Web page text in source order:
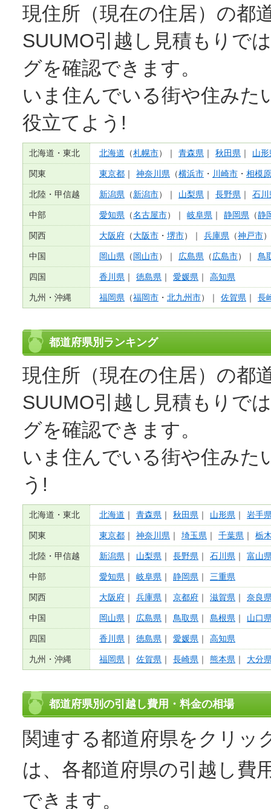
現住所（現在の住居）の都
SUUMO引越し見積もり で
グを確認できます。
いま住んでいる街や住みた
役立てよう!
北海道・東北 北海道 （札幌市）｜ 青森県 ｜ 秋田県 ｜ 山形
関東 東京都 ｜ 神奈川県 （横浜市 ・ 川崎市 ・ 相模
北陸・甲信越 新潟県 （新潟市）｜ 山梨県 ｜ 長野県 ｜ 石川
中部 愛知県 （名古屋市）｜ 岐阜県 ｜ 静岡県 （静
関西 大阪府 （大阪市 ・ 堺市）｜ 兵庫県 （神戸市
中国 岡山県 （岡山市）｜ 広島県 （広島市）｜ 鳥
四国 香川県 ｜ 徳島県 ｜ 愛媛県 ｜ 高知県
九州・沖縄 福岡県 （福岡市 ・ 北九州市）｜ 佐賀県 ｜ 長
都道府県別ランキング
現住所（現在の住居）の都
SUUMO引越し見積もり で
グを確認できます。
いま住んでいる街や住みた
う!
北海道・東北 北海道 ｜ 青森県 ｜ 秋田県 ｜ 山形県 ｜ 岩手
関東 東京都 ｜ 神奈川県 ｜ 埼玉県 ｜ 千葉県 ｜ 栃
北陸・甲信越 新潟県 ｜ 山梨県 ｜ 長野県 ｜ 石川県 ｜ 富山
中部 愛知県 ｜ 岐阜県 ｜ 静岡県 ｜ 三重県
関西 大阪府 ｜ 兵庫県 ｜ 京都府 ｜ 滋賀県 ｜ 奈良
中国 岡山県 ｜ 広島県 ｜ 鳥取県 ｜ 島根県 ｜ 山口
四国 香川県 ｜ 徳島県 ｜ 愛媛県 ｜ 高知県
九州・沖縄 福岡県 ｜ 佐賀県 ｜ 長崎県 ｜ 熊本県 ｜ 大分
都道府県別の引越し費用・料金の相場
関連する都道府県をクリッ
は、各都道府県の引越し費
できます。